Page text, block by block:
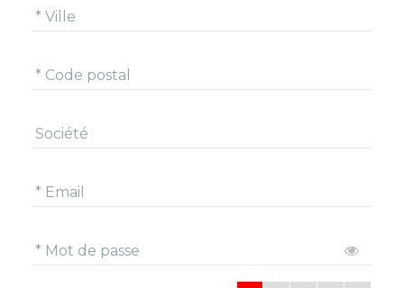
* Ville
* Code postal
Société
* Email
* Mot de passe